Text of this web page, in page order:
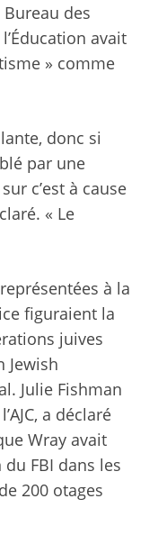
des
avait
» comme
donc si
par une
c’est à cause
« Le
à la
figuraient la
juives
Jewish
Julie Fishman
a déclaré
Wray avait
FBI dans les
200 otages